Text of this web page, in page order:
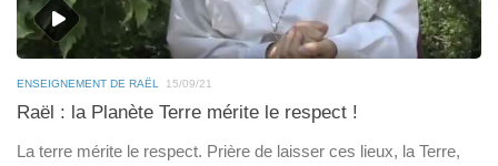
ENSEIGNEMENT DE RAËL 15/09/21
Raël : la Planète Terre mérite le respect !
La terre mérite le respect. Prière de laisser ces lieux, la Terre,